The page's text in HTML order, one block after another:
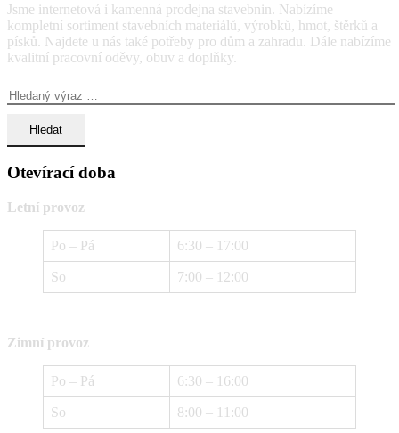
Jsme internetová i kamenná prodejna stavebnin. Nabízíme
kompletní sortiment stavebních materiálů, výrobků, hmot, štěrků a
písků. Najdete u nás také potřeby pro dům a zahradu. Dále nabízíme
kvalitní pracovní oděvy, obuv a doplňky.
Otevírací doba
Letní provoz
Po – Pá 6:30 – 17:00
So 7:00 – 12:00
Zimní provoz
Po – Pá 6:30 – 16:00
So 8:00 – 11:00